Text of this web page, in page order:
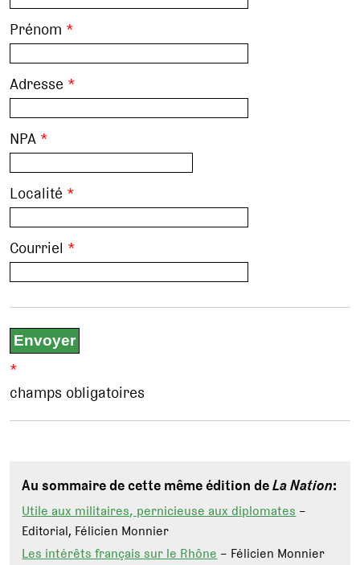
Prénom *
Adresse *
NPA *
Localité *
Courriel *
*
champs obligatoires
Au sommaire de cette même édition deLa Nation:
Utile aux militaires, pernicieuse aux diplomates–
Editorial, Félicien Monnier
Les intérêts français sur le Rhône– Félicien Monnier